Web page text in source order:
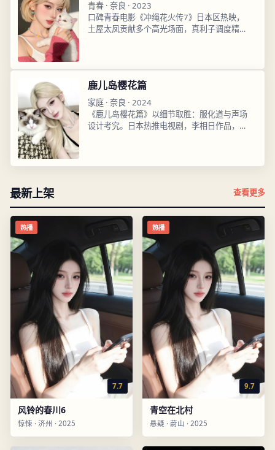
青春 · 奈良 · 2023
口碑青春电影《冲绳花火传7》日本区热映，
土屋太凤贡献多个高光场面，真利子调度精
鹿儿岛樱花篇
家庭 · 奈良 · 2024
《鹿儿岛樱花篇》以细节取胜：服化道与声场
设计考究。日本热推电视剧，李相日作品，高
最新上架 查看更多
热播
7.7
风铃的春川6
惊悚 · 济州 · 2025
热播
9.7
青空在北村
悬疑 · 蔚山 · 2025